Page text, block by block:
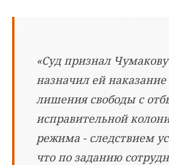
«Суд признал
назначил ей наказание
лишения свободы с
исправительной
режима - следствием
что по заданию